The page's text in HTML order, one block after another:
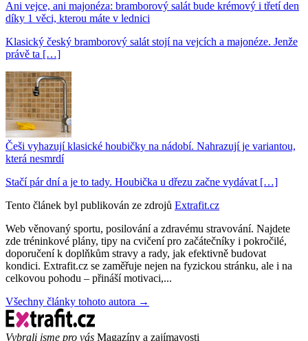
Ani vejce, ani majonéza: bramborový salát bude krémový i třetí den
díky 1 věci, kterou máte v lednici
Klasický český bramborový salát stojí na vejcích a majonéze. Jenže
právě ta […]
Češi vyhazují klasické houbičky na nádobí. Nahrazují je variantou,
která nesmrdí
Stačí pár dní a je to tady. Houbička u dřezu začne vydávat […]
Tento článek byl publikován ze zdrojů Extrafit.cz
Web věnovaný sportu, posilování a zdravému stravování. Najdete
zde tréninkové plány, tipy na cvičení pro začátečníky i pokročilé,
doporučení k doplňkům stravy a rady, jak efektivně budovat
kondici. Extrafit.cz se zaměřuje nejen na fyzickou stránku, ale i na
celkovou pohodu – přináší motivaci,...
Všechny články tohoto autora →
Vybrali jsme pro vás Magazíny a zajímavosti